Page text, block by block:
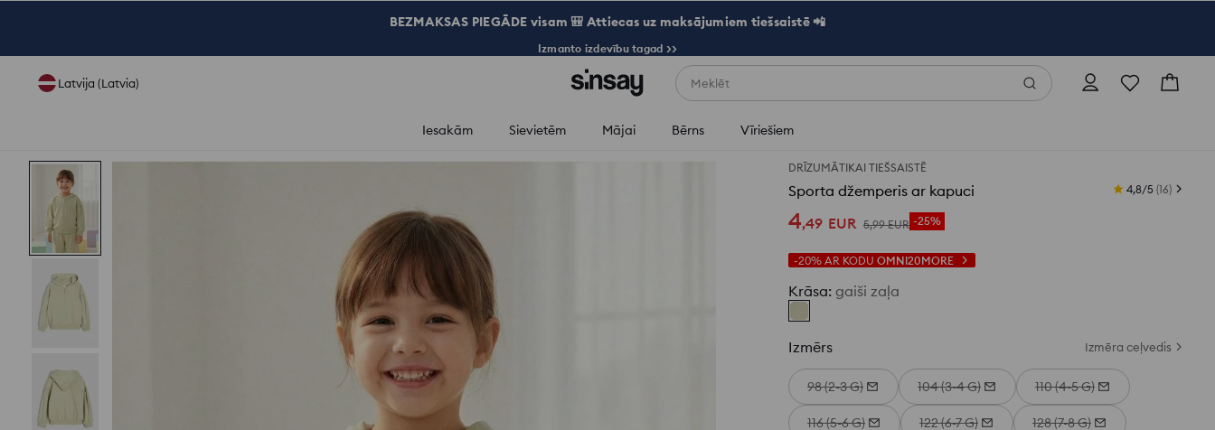
BEZMAKSAS PIEGĀDE visam 🎒 Attiecas uz maksājumiem tiešsaistē 📲
Izmanto izdevību tagad >>
Latvija (Latvia) Meklēt
Iesakām Sievietēm Mājai Bērns Vīriešiem
DRĪZUMĀTIKAI TIEŠSAISTĒ
Sporta džemperis ar kapuci 4,8/5 (16)
4,49 EUR 5,99 EUR -25%
-20% AR KODU OMNI20MORE
Krāsa: gaiši zaļa
Izmērs Izmēra ceļvedis
98 (2-3 G) 104 (3-4 G) 110 (4-5 G)
116 (5-6 G) 122 (6-7 G) 128 (7-8 G)